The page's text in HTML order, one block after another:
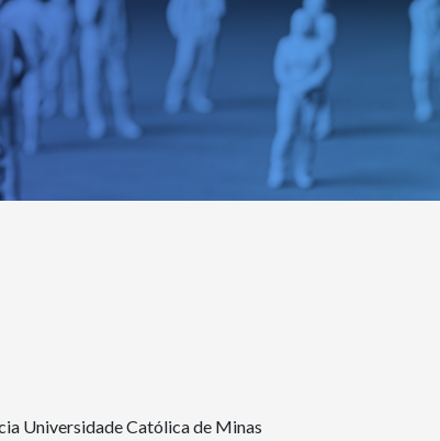
Universidade Católica de Minas